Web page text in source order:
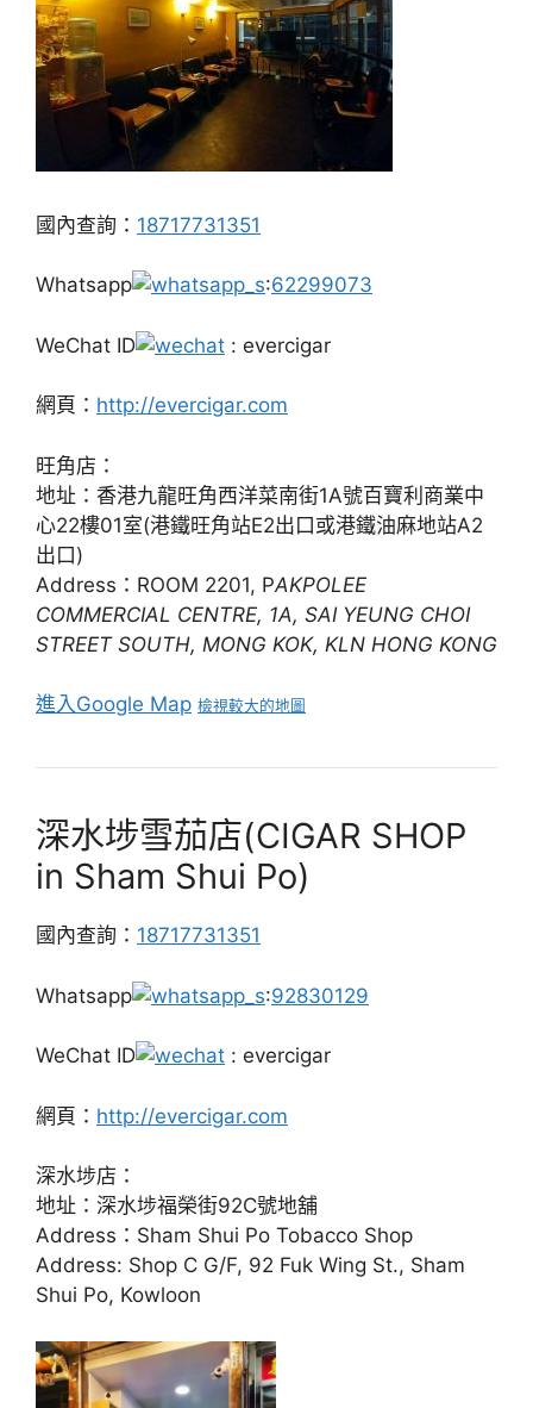
國內查詢： 18717731351
Whatsapp :62299073
WeChat ID : evercigar
網頁： http://evercigar.com
旺角店：
地址：香港九龍旺角西洋菜南街1A號百寶利商業中
心22樓01室(港鐵旺角站E2出口或港鐵油麻地站A2
出口)
Address：ROOM 2201, PAKPOLEE
COMMERCIAL CENTRE, 1A, SAI YEUNG CHOI
STREET SOUTH, MONG KOK, KLN HONG KONG
進入Google Map 檢視較大的地圖
深水埗雪茄店(CIGAR SHOP
in Sham Shui Po)
國內查詢： 18717731351
Whatsapp :92830129
WeChat ID : evercigar
網頁： http://evercigar.com
深水埗店：
地址：深水埗福榮街92C號地舖
Address：Sham Shui Po Tobacco Shop
Address: Shop C G/F, 92 Fuk Wing St., Sham
Shui Po, Kowloon